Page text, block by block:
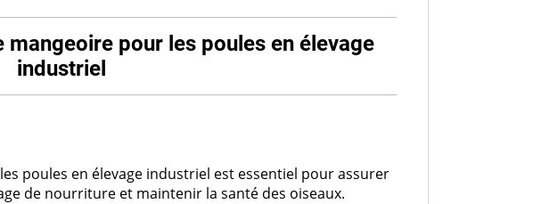
mangeoire pour les poules en élevage
industriel
poules en élevage industriel est essentiel pour assurer
de nourriture et maintenir la santé des oiseaux.